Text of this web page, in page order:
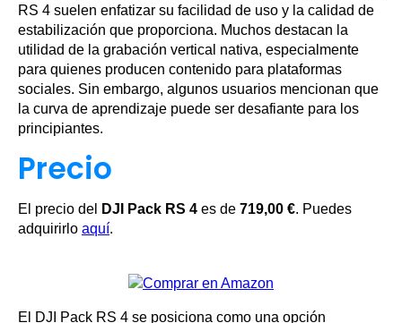
RS 4 suelen enfatizar su facilidad de uso y la calidad de
estabilización que proporciona. Muchos destacan la
utilidad de la grabación vertical nativa, especialmente
para quienes producen contenido para plataformas
sociales. Sin embargo, algunos usuarios mencionan que
la curva de aprendizaje puede ser desafiante para los
principiantes.
Precio
El precio del DJI Pack RS 4 es de 719,00 €. Puedes
adquirirlo aquí.
El DJI Pack RS 4 se posiciona como una opción